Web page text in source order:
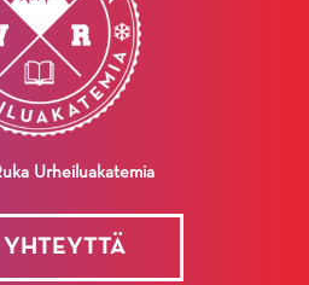
Urheiluakatemia
YHTEYTTÄ